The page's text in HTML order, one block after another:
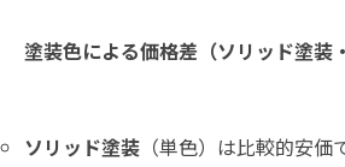
塗装色による価格差（ソリッド塗装
ソリッド塗装 （単色）は比較的安